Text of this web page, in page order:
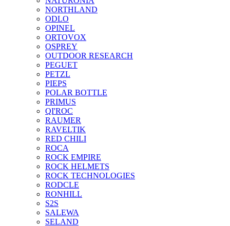
NORTHLAND
ODLO
OPINEL
ORTOVOX
OSPREY
OUTDOOR RESEARCH
PEGUET
PETZL
PIEPS
POLAR BOTTLE
PRIMUS
QI'ROC
RAUMER
RAVELTIK
RED CHILI
ROCA
ROCK EMPIRE
ROCK HELMETS
ROCK TECHNOLOGIES
RODCLE
RONHILL
S2S
SALEWA
SELAND